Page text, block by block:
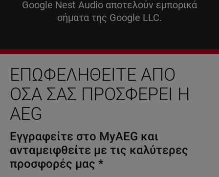
Google Nest Audio αποτελούν εμπορικά
σήματα της Google LLC.
ΕΠΩΦΕΛΗΘΕΊΤΕ ΑΠΌ
ΌΣΑ ΣΑΣ ΠΡΟΣΦΈΡΕΙ Η
AEG
Εγγραφείτε στο MyAEG και
ανταμειφθείτε με τις καλύτερες
προσφορές μας *